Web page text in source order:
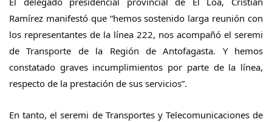
Ramírez manifestó que “hemos sostenido larga reunión con
los representantes de la línea 222, nos acompañó el seremi
de Transporte de la Región de Antofagasta. Y hemos
constatado graves incumplimientos por parte de la línea,
respecto de la prestación de sus servicios”.
En tanto, el seremi de Transportes y Telecomunicaciones de